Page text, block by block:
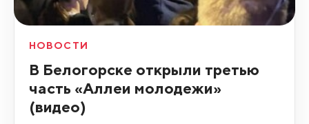
НОВОСТИ
В Белогорске открыли третью
часть «Аллеи молодежи»
(видео)